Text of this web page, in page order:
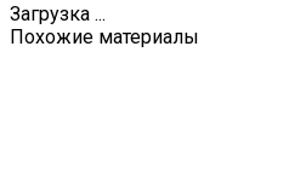
Загрузка ...
Похожие материалы